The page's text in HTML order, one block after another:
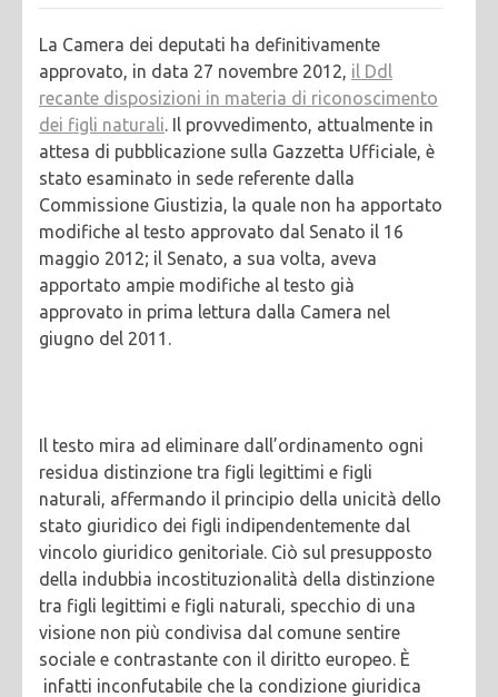
La Camera dei deputati ha definitivamente
approvato, in data 27 novembre 2012, il Ddl
recante disposizioni in materia di riconoscimento
dei figli naturali. Il provvedimento, attualmente in
attesa di pubblicazione sulla Gazzetta Ufficiale, è
stato esaminato in sede referente dalla
Commissione Giustizia, la quale non ha apportato
modifiche al testo approvato dal Senato il 16
maggio 2012; il Senato, a sua volta, aveva
apportato ampie modifiche al testo già
approvato in prima lettura dalla Camera nel
giugno del 2011.
Il testo mira ad eliminare dall’ordinamento ogni
residua distinzione tra figli legittimi e figli
naturali, affermando il principio della unicità dello
stato giuridico dei figli indipendentemente dal
vincolo giuridico genitoriale. Ciò sul presupposto
della indubbia incostituzionalità della distinzione
tra figli legittimi e figli naturali, specchio di una
visione non più condivisa dal comune sentire
sociale e contrastante con il diritto europeo. È
infatti inconfutabile che la condizione giuridica